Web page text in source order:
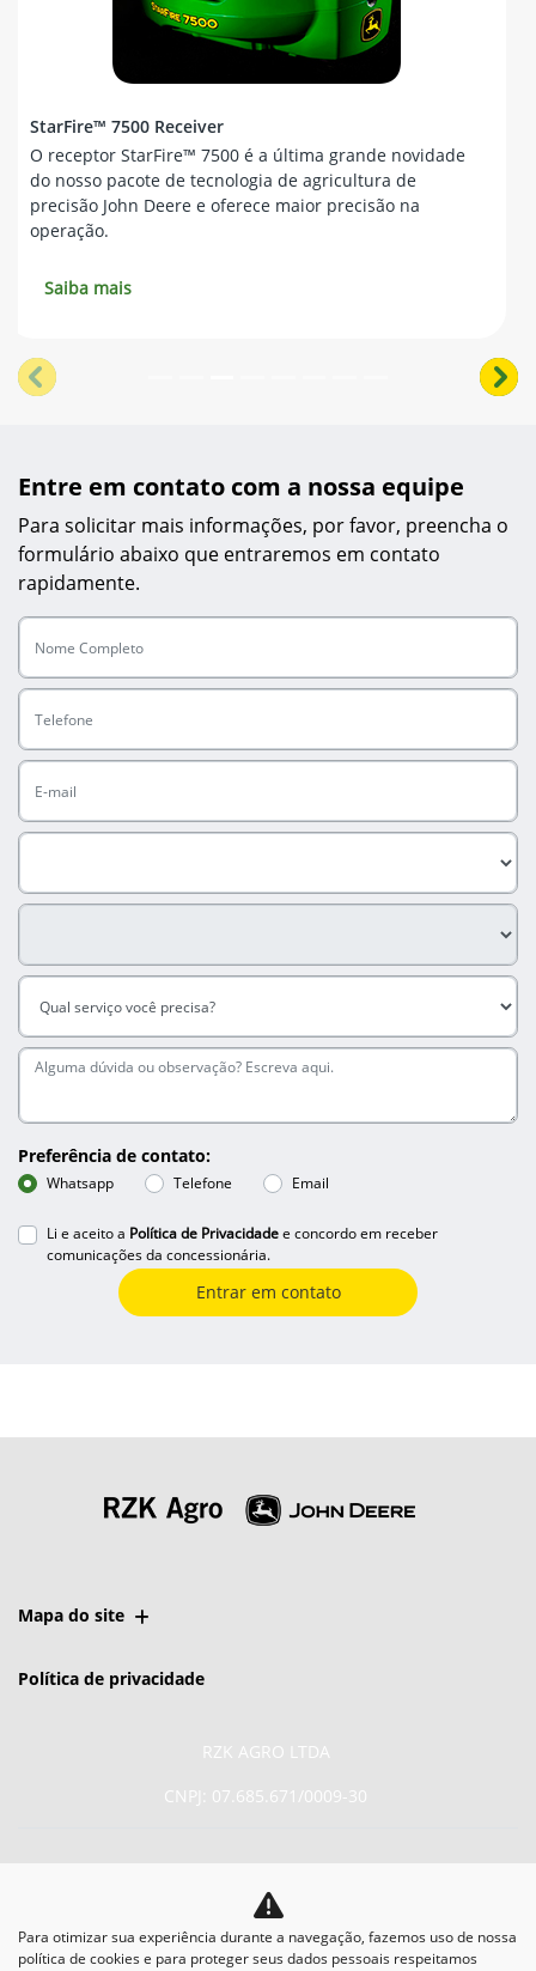
StarFire™ 7500 Receiver
O receptor StarFire™ 7500 é a última grande novidade
do nosso pacote de tecnologia de agricultura de
precisão John Deere e oferece maior precisão na
operação.
Saiba mais
templates.template-
Entre em contato com a nossa equipe
Para solicitar mais informações, por favor, preencha o
formulário abaixo que entraremos em contato
rapidamente.
Preferência de contato:
Whatsapp Telefone Email
Li e aceito a Política de Privacidadee concordo em receber
comunicações da concessionária.
Entrar em contato
Mapa do site
Política de privacidade
RZK AGRO LTDA
CNPJ: 07.685.671/0009-30
No trânsito, enxergar o
Para otimizar sua experiência durante a navegação, fazemos uso de nossa
política de cookies e para proteger seus dados pessoais respeitamos